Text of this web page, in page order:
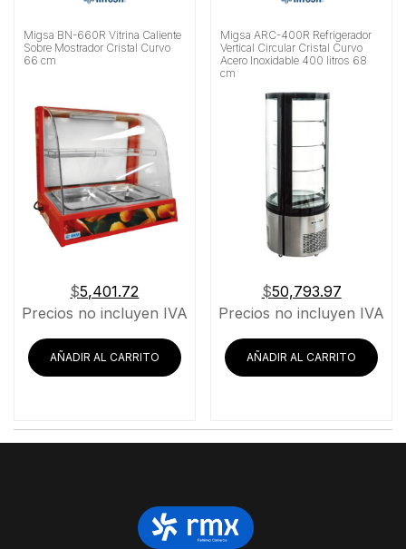
Migsa BN-660R Vitrina Caliente
Sobre Mostrador Cristal Curvo
66 cm
$5,401.72
Precios no incluyen IVA
AÑADIR AL CARRITO
Migsa ARC-400R Refrigerador
Vertical Circular Cristal Curvo
Acero Inoxidable 400 litros 68
cm
$50,793.97
Precios no incluyen IVA
AÑADIR AL CARRITO